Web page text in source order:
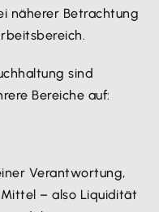
näherer Betrachtung
sind
Bereiche auf:
Verantwortung,
– also Liquidität